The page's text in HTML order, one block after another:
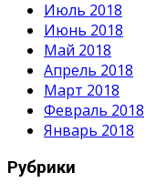
Июль 2018
Июнь 2018
Май 2018
Апрель 2018
Март 2018
Февраль 2018
Январь 2018
Рубрики